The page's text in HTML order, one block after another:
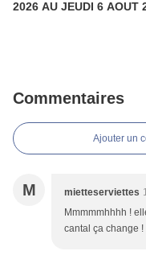
2026 AU JEUDI 6 AOUT
Commentaires
Ajouter un
M mietteserviettes
Mmmmmhhhh !
cantal ça change !